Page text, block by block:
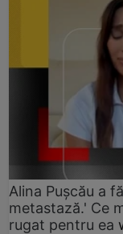
Alina Pușcău a
metastază.' Ce
rugat pentru ea